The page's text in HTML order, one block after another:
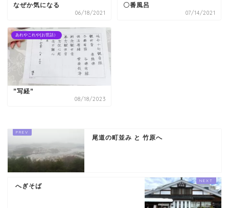
なぜか気になる
06/18/2021
〇番風呂
07/14/2021
あれやこれや(お世話）
”写経”
08/18/2023
尾道の町並み と 竹原へ
へぎそば